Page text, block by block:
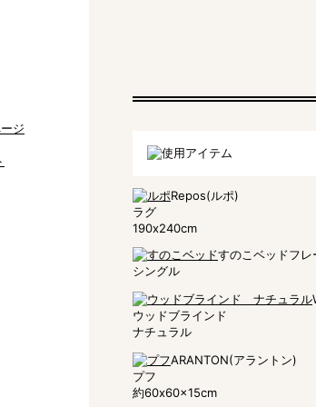
ジ
Repos(ルポ)
ラグ
190x240cm
すのこベッドフレ
シングル
ウッドブラインド
ナチュラル
ARANTON(アラントン)
プフ
約60x60x15cm